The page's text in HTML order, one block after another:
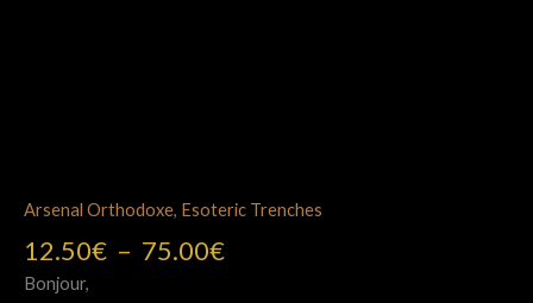
Arsenal Orthodoxe, Esoteric Trenches
12.50€ – 75.00€Plage
Bonjour,